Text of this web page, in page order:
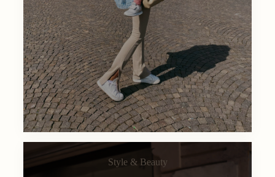
Style & Beauty